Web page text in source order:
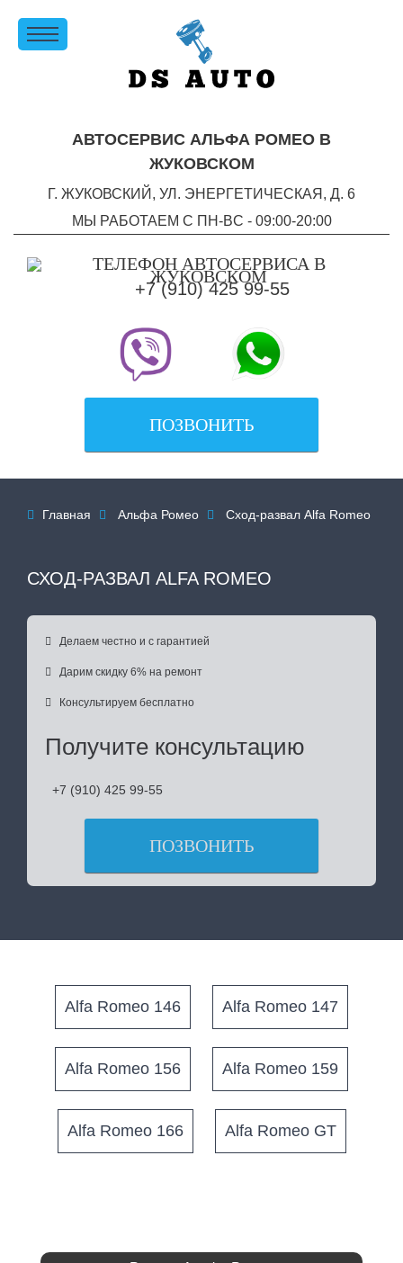
АВТОСЕРВИС АЛЬФА РОМЕО В
ЖУКОВСКОМ
Г. ЖУКОВСКИЙ, УЛ. ЭНЕРГЕТИЧЕСКАЯ, Д. 6
МЫ РАБОТАЕМ С ПН-ВC - 09:00-20:00
+7 (910) 425 99-55
ПОЗВОНИТЬ
 Главная  Альфа Ромео  Сход-развал Alfa Romeo
СХОД-РАЗВАЛ ALFA ROMEO
 Делаем честно и с гарантией
 Дарим скидку 6% на ремонт
 Консультируем бесплатно
Получите консультацию
+7 (910) 425 99-55
ПОЗВОНИТЬ
Alfa Romeo 146 Alfa Romeo 147
Alfa Romeo 156 Alfa Romeo 159
Alfa Romeo 166 Alfa Romeo GT